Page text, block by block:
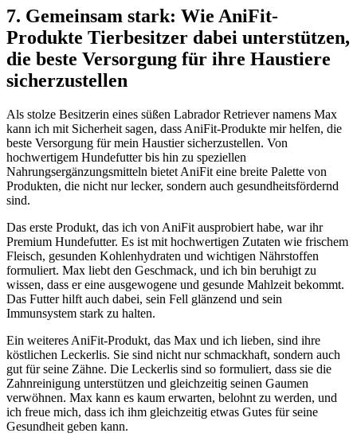
7. Gemeinsam stark: Wie AniFit-
Produkte Tierbesitzer dabei unterstützen,
die beste Versorgung für ihre Haustiere
⁣sicherzustellen
Als stolze‌ Besitzerin eines süßen ⁢Labrador Retriever namens​ Max
kann ich mit Sicherheit sagen, dass AniFit-Produkte mir helfen, die
beste Versorgung für mein Haustier sicherzustellen. Von
hochwertigem Hundefutter bis hin zu speziellen
Nahrungsergänzungsmitteln bietet⁢ AniFit eine breite Palette von
Produkten, die nicht nur⁢ lecker, sondern auch gesundheitsfördernd
sind.
Das erste Produkt, das ich von AniFit ausprobiert habe, war ihr
Premium Hundefutter. Es ⁣ist‌ mit hochwertigen Zutaten wie frischem
Fleisch, gesunden Kohlenhydraten und wichtigen Nährstoffen
formuliert. Max liebt den Geschmack, und ich bin beruhigt zu
wissen, dass er eine ausgewogene und gesunde Mahlzeit bekommt.
Das Futter hilft auch dabei, sein Fell glänzend und sein
Immunsystem stark zu‌ halten.
Ein weiteres AniFit-Produkt, ​das Max und ich lieben, sind ihre
köstlichen Leckerlis. Sie​ sind nicht nur schmackhaft, sondern auch
gut ⁤für seine Zähne. Die Leckerlis sind so formuliert, dass sie die
Zahnreinigung unterstützen und gleichzeitig‌ seinen Gaumen
verwöhnen. Max kann es kaum erwarten, belohnt zu ⁤werden, und
ich freue mich, dass ich⁤ ihm gleichzeitig etwas Gutes für seine‍
Gesundheit geben kann.